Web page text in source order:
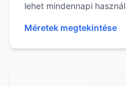
lehet mindennapi
Méretek megtekintése